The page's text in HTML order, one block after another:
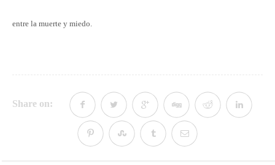
entre la muerte y miedo.
Share on: